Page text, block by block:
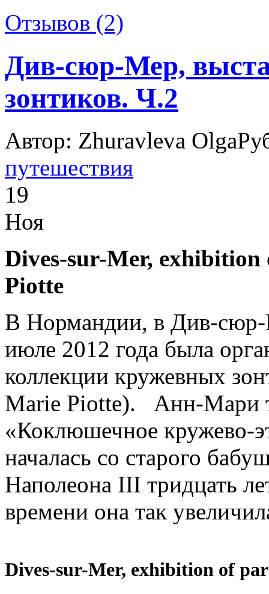
Отзывов (2)
Див-сюр-Мер,
зонтиков. Ч.2
Автор: Zhuravleva Olga
путешествия
19
Ноя
Dives-sur-Mer,
Piotte
В Нормандии, в Див-сюр-
июле 2012 года была
коллекции кружевных
Marie Piotte). Анн-Мари
«Коклюшечное кружево-
началась со старого
Наполеона III тридцать
времени она так
Dives-sur-Mer, exhibition of